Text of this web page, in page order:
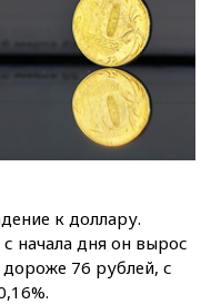
к доллару.
начала дня он вырос
дороже 76 рублей, с